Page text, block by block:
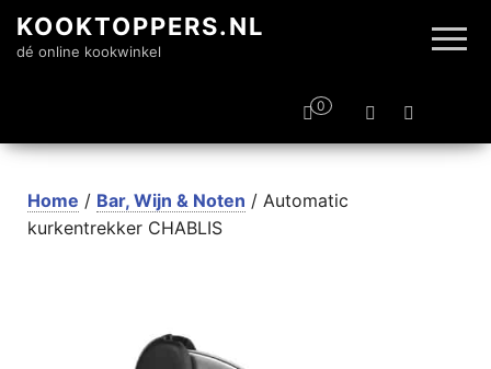
KOOKTOPPERS.NL
dé online kookwinkel
0
Home / Bar, Wijn & Noten / Automatic
kurkentrekker CHABLIS